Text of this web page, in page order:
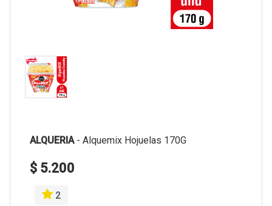
ALQUERIA- Alquemix Hojuelas 170G
$ 5.200
2